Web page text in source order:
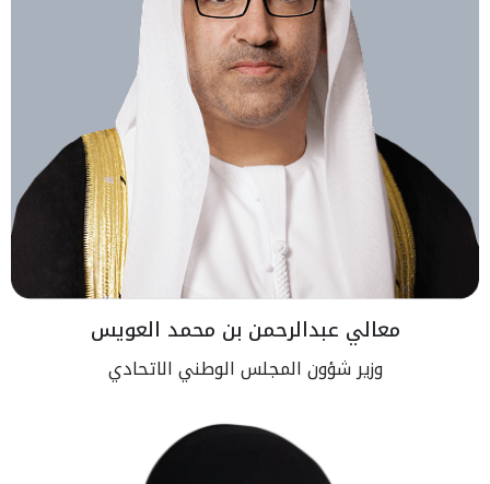
معالي عبدالرحمن بن محمد العويس
وزير شؤون المجلس الوطني الاتحادي